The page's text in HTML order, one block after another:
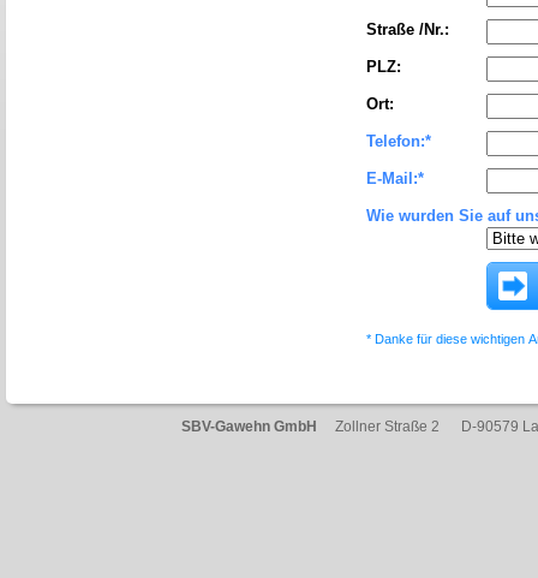
Straße /Nr.:
PLZ:
Ort:
Telefon:*
E-Mail:*
Wie wurden Sie auf
* Danke für diese wichtigen
SBV-Gawehn GmbH Zollner Straße 2 D-90579